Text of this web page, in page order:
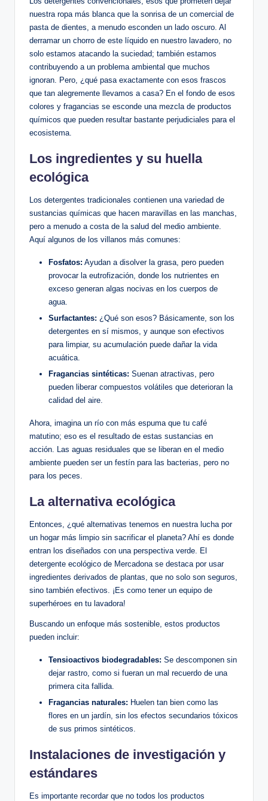
nuestra ropa más blanca que la sonrisa de un comercial de
pasta de dientes, a menudo esconden un lado oscuro. Al
derramar un chorro de este líquido en nuestro lavadero, no
solo estamos atacando la suciedad; también estamos
contribuyendo a un problema ambiental que muchos
ignoran. Pero, ¿qué pasa exactamente con esos frascos
que tan alegremente llevamos a casa? En el fondo de esos
colores y fragancias se esconde una mezcla de productos
químicos que pueden resultar bastante perjudiciales para el
ecosistema.
Los ingredientes y su huella
ecológica
Los detergentes tradicionales contienen una variedad de
sustancias químicas que hacen maravillas en las manchas,
pero a menudo a costa de la salud del medio ambiente.
Aquí algunos de los villanos más comunes:
Fosfatos: Ayudan a disolver la grasa, pero pueden
provocar la eutrofización, donde los nutrientes en
exceso generan algas nocivas en los cuerpos de
agua.
Surfactantes: ¿Qué son esos? Básicamente, son los
detergentes en sí mismos, y aunque son efectivos
para limpiar, su acumulación puede dañar la vida
acuática.
Fragancias sintéticas: Suenan atractivas, pero
pueden liberar compuestos volátiles que deterioran la
calidad del aire.
Ahora, imagina un río con más espuma que tu café
matutino; eso es el resultado de estas sustancias en
acción. Las aguas residuales que se liberan en el medio
ambiente pueden ser un festín para las bacterias, pero no
para los peces.
La alternativa ecológica
Entonces, ¿qué alternativas tenemos en nuestra lucha por
un hogar más limpio sin sacrificar el planeta? Ahí es donde
entran los diseñados con una perspectiva verde. El
detergente ecológico de Mercadona se destaca por usar
ingredientes derivados de plantas, que no solo son seguros,
sino también efectivos. ¡Es como tener un equipo de
superhéroes en tu lavadora!
Buscando un enfoque más sostenible, estos productos
pueden incluir:
Tensioactivos biodegradables: Se descomponen sin
dejar rastro, como si fueran un mal recuerdo de una
primera cita fallida.
Fragancias naturales: Huelen tan bien como las
flores en un jardín, sin los efectos secundarios tóxicos
de sus primos sintéticos.
Instalaciones de investigación y
estándares
Es importante recordar que no todos los productos